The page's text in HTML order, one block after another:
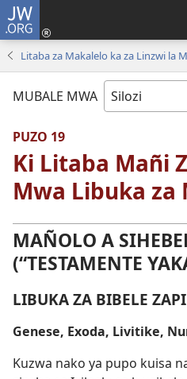
JW.ORG
Litaba za Makalelo ka za Linzwi la
MUBALE MWA
PUZO 19
Ki Litaba Mañi
Mwa Libuka za
MAÑOLO A
(“TESTAMENTE
LIBUKA ZA BIBELE
Genese, Exoda, Livitike,
Kuzwa nako ya pupo kuisa